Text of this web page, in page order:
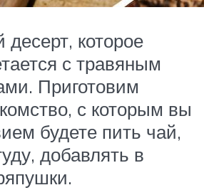
десерт, которое
с травяным
Приготовим
с которым вы
будете пить чай,
добавлять в